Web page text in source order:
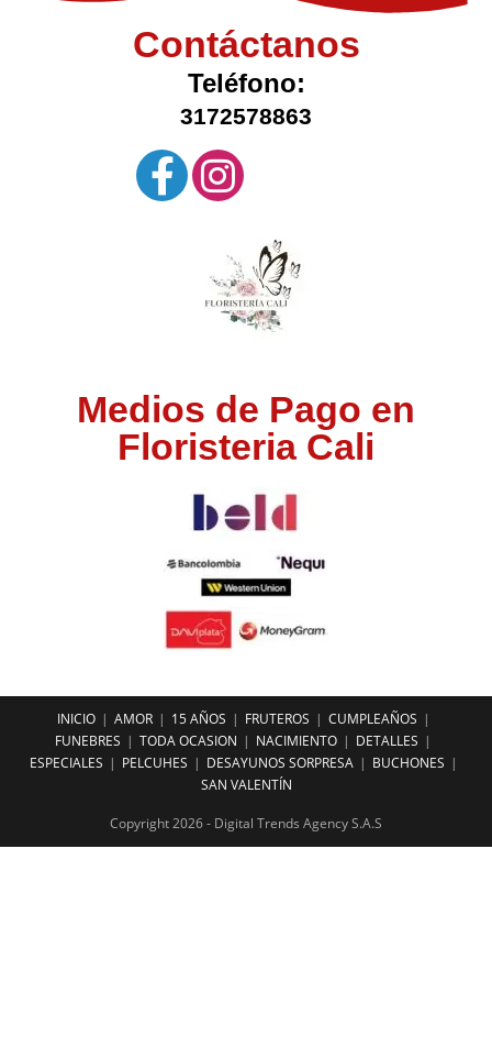
Contáctanos
Teléfono:
3172578863
Medios de Pago en
Floristeria Cali
INICIO AMOR 15 AÑOS FRUTEROS
CUMPLEAÑOS
FUNEBRES
TODA OCASION NACIMIENTO
DETALLES
ESPECIALES
PELCUHES DESAYUNOS SORPRESA
BUCHONES
SAN VALENTÍN
Copyright 2026 - Digital Trends Agency S.A.S